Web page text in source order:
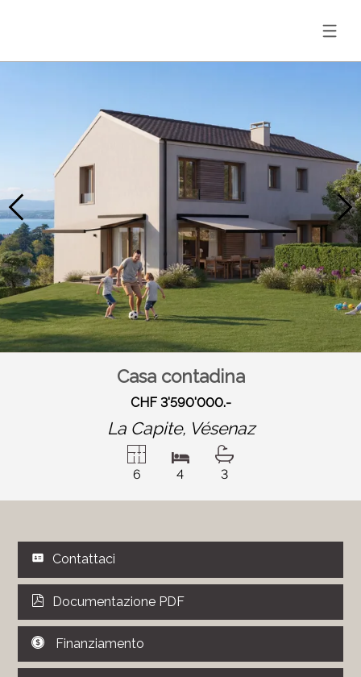
Casa contadina
CHF 3'590'000.-
La Capite, Vésenaz
6 4 3
Contattaci
Documentazione PDF
Finanziamento